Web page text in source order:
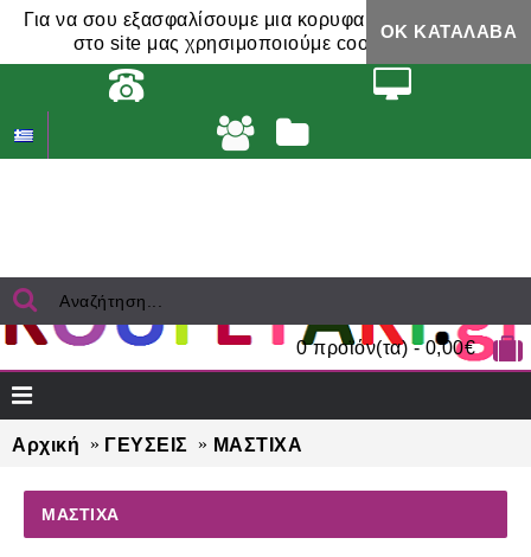
Για να σου εξασφαλίσουμε μια κορυφαία εμπειρία,
στο site μας χρησιμοποιούμε cookies.
ΟΚ ΚΑΤΆΛΑΒΑ
0 προϊόν(τα) - 0,00€
Αρχική ΓΕΥΣΕΙΣ ΜΑΣΤΙΧΑ
ΜΑΣΤΙΧΑ